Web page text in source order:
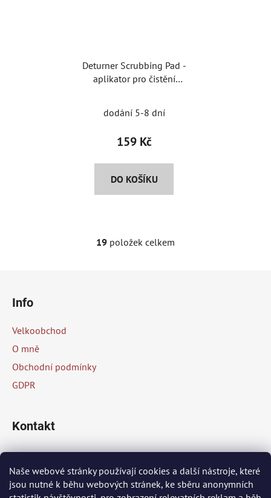
Naše webové stránky používají cookies a další nástroje, které
jsou nutné k běhu webových stránek, ke sběru anonymních
Deturner Scrubbing Pad -
aplikator pro čistění
dodání 5-8 dní
159 Kč
DO KOŠÍKU
O
p
s
u
19 položek celkem
Info
Velkoobchod
O mně
Obchodní podmínky
GDPR
Kontakt
+420 778 002 430